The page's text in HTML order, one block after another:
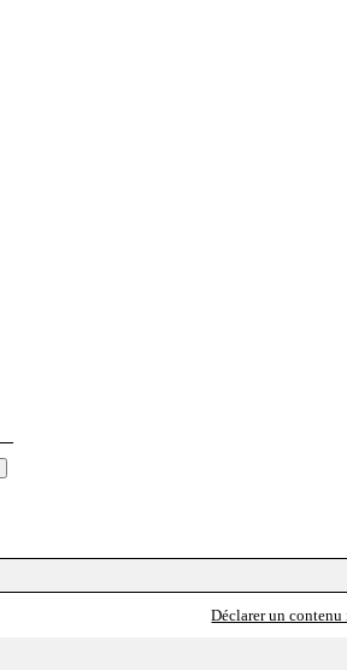
Déclarer un